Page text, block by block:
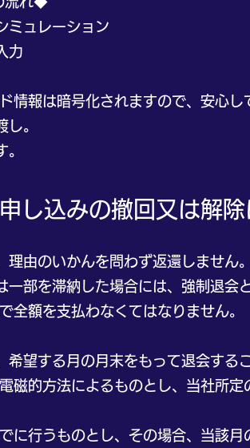
ュレーション
力
は暗号化されますので、安心し
。
し込みの撤回又は解
由のいかんを問わず返還しません
部を滞納した場合には、強制退会
額を支払わなくてはなりません。
望する月の月末をもって退会する
方法によるものとし、当社所定
行うものとし、その場合、当該月